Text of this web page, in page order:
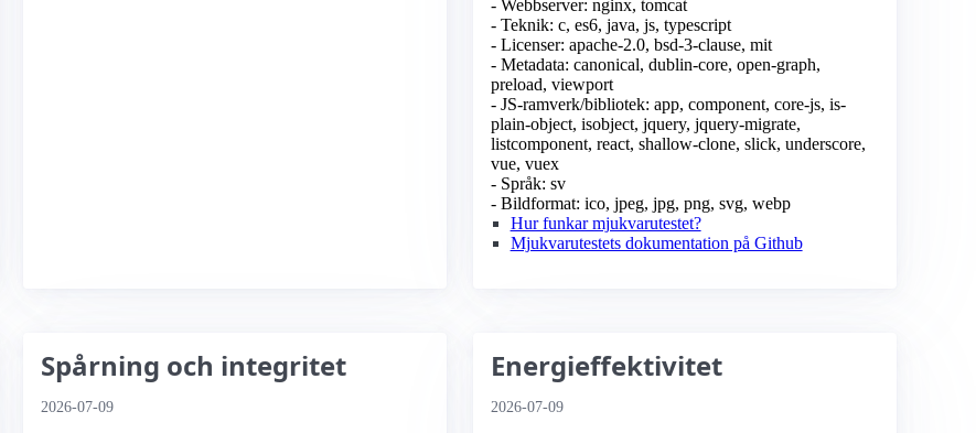
- Webbserver: nginx, tomcat
- Teknik: c, es6, java, js, typescript
- Licenser: apache-2.0, bsd-3-clause, mit
- Metadata: canonical, dublin-core, open-graph,
preload, viewport
- JS-ramverk/bibliotek: app, component, core-js, is-
plain-object, isobject, jquery, jquery-migrate,
listcomponent, react, shallow-clone, slick, underscore,
vue, vuex
- Språk: sv
- Bildformat: ico, jpeg, jpg, png, svg, webp
Hur funkar mjukvarutestet?
Mjukvarutestets dokumentation på Github
Spårning och integritet
2026-07-09
Energieffektivitet
2026-07-09